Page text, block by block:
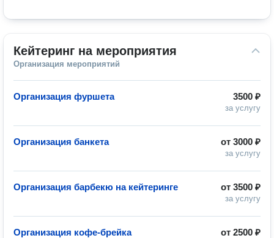
Кейтеринг на мероприятия
Организация мероприятий
3500 ₽
за услугу
Организация фуршета
от 3000 ₽
за услугу
Организация банкета
от 3500 ₽
за услугу
Организация барбекю на кейтеринге
от 2500 ₽
Организация кофе-брейка